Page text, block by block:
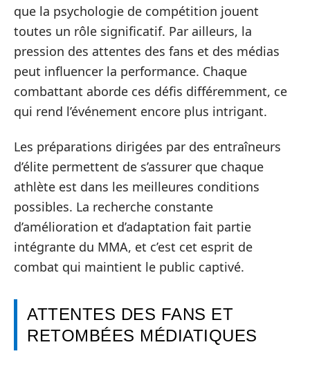
que la psychologie de compétition jouent
toutes un rôle significatif. Par ailleurs, la
pression des attentes des fans et des médias
peut influencer la performance. Chaque
combattant aborde ces défis différemment, ce
qui rend l’événement encore plus intrigant.
Les préparations dirigées par des entraîneurs
d’élite permettent de s’assurer que chaque
athlète est dans les meilleures conditions
possibles. La recherche constante
d’amélioration et d’adaptation fait partie
intégrante du MMA, et c’est cet esprit de
combat qui maintient le public captivé.
ATTENTES DES FANS ET
RETOMBÉES MÉDIATIQUES